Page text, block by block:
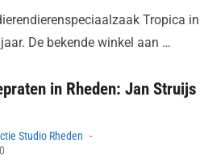
Tropica in
De bekende winkel aan …
in Rheden: Jan Struijs
Studio Rheden